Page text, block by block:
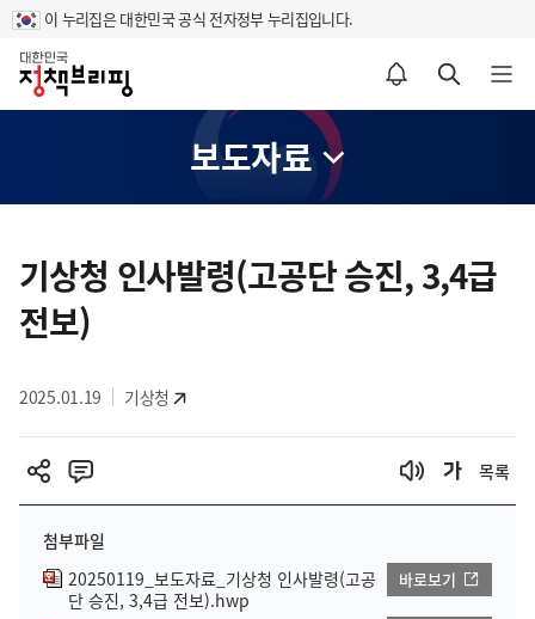
이 누리집은 대한민국 공식 전자정부 누리집입니다.
홈
알림설정 바로가기 검색 바로가기 메뉴 열기
보도자료
텐
츠
영
기상청 인사발령(고공단 승진, 3,4급
전보)
2025.01.19 기상청
목록
첨부파일
20250119_보도자료_기상청 인사발령(고공
단 승진, 3,4급 전보).hwp
바로보기